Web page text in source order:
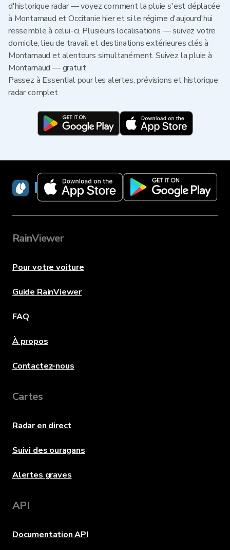
d'historique radar — voyez comment la pluie s'est déplacée
à Montarnaud et Occitanie hier et si le régime d'aujourd'hui
ressemble à celui-ci. Plusieurs localisations — suivez votre
domicile, lieu de travail et destinations extérieures clés à
Montarnaud et alentours simultanément. Suivez la pluie à
Montarnaud — gratuit
Passez à Essential pour les alertes, prévisions et historique
radar complet
RainViewer
RainViewer
Pour votre voiture
Guide RainViewer
FAQ
À propos
Contactez-nous
Cartes
Radar en direct
Suivi des ouragans
Alertes graves
API
Documentation API